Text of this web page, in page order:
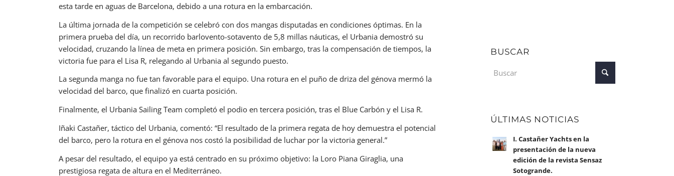
esta tarde en aguas de Barcelona, debido a una rotura en la embarcación.
La última jornada de la competición se celebró con dos mangas disputadas en condiciones óptimas. En la
primera prueba del día, un recorrido barlovento-sotavento de 5,8 millas náuticas, el Urbania demostró su
velocidad, cruzando la línea de meta en primera posición. Sin embargo, tras la compensación de tiempos, la
victoria fue para el Lisa R, relegando al Urbania al segundo puesto.
La segunda manga no fue tan favorable para el equipo. Una rotura en el puño de driza del génova mermó la
velocidad del barco, que finalizó en cuarta posición.
Finalmente, el Urbania Sailing Team completó el podio en tercera posición, tras el Blue Carbón y el Lisa R.
Iñaki Castañer, táctico del Urbania, comentó: “El resultado de la primera regata de hoy demuestra el potencial
del barco, pero la rotura en el génova nos costó la posibilidad de luchar por la victoria general.”
A pesar del resultado, el equipo ya está centrado en su próximo objetivo: la Loro Piana Giraglia, una
prestigiosa regata de altura en el Mediterráneo.
BUSCAR
ÚLTIMAS NOTICIAS
I. Castañer Yachts en la
presentación de la nueva
edición de la revista Sensaz
Sotogrande.